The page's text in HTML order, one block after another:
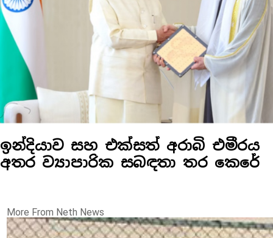
ඉන්දියාව සහ එක්සත් අරාබි එමීරය
අතර ව්‍යාපාරික සබඳතා තර කෙරේ
More From Neth News